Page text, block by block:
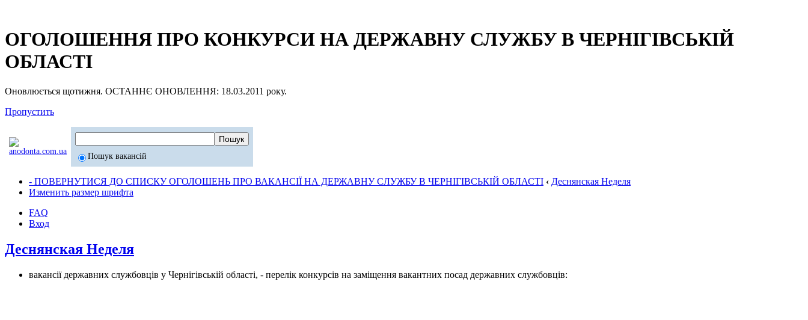
ОГОЛОШЕННЯ ПРО КОНКУРСИ НА ДЕРЖАВНУ СЛУЖБУ В ЧЕРНІГІВСЬКІЙ
ОБЛАСТІ
Оновлюється щотижня. ОСТАННЄ ОНОВЛЕННЯ: 18.03.2011 року.
Пропустить
Пошук вакансій
- ПОВЕРНУТИСЯ ДО СПИСКУ ОГОЛОШЕНЬ ПРО ВАКАНСІЇ НА ДЕРЖАВНУ СЛУЖБУ В ЧЕРНІГІВСЬКІЙ ОБЛАСТІ ‹ Деснянская Неделя
Изменить размер шрифта
FAQ
Вход
Деснянская Неделя
вакансії державних службовців у Чернігівській області, - перелік конкурсів на заміщення вакантних посад державних службовців: